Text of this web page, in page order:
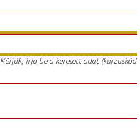
Kérjük, írja be a keresett adat